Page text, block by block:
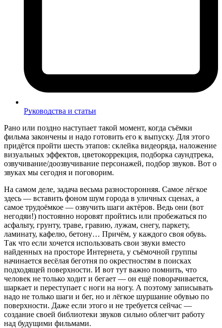
Руководства и статьи
Рано или поздно наступает такой момент, когда съёмки
фильма закончены и надо готовить его к выпуску. Для этого
придётся пройти шесть этапов: склейка видеоряда, наложение
визуальных эффектов, цветокоррекция, подборка саундтрека,
озвучивание/доозвучивание персонажей, подбор звуков. Вот о
звуках мы сегодня и поговорим.
На самом деле, задача весьма разносторонняя. Самое лёгкое
здесь — вставить фоном шум города в уличных сценах, а
самое трудоёмкое — озвучить шаги актёров. Ведь они (вот
негодяи!) постоянно норовят пройтись или пробежаться по
асфальту, грунту, траве, гравию, лужам, снегу, паркету,
ламинату, кафелю, бетону… Причём, у каждого своя обувь.
Так что если хочется использовать свои звуки вместо
найденных на просторе Интернета, у съёмочной группы
начинается весёлая беготня по окрестностям в поисках
подходящей поверхности. И вот тут важно помнить, что
человек не только ходит и бегает — он ещё поворачивается,
шаркает и переступает с ноги на ногу. А поэтому записывать
надо не только шаги и бег, но и лёгкое шуршание обувью по
поверхности. Даже если этого и не требуется сейчас —
создание своей библиотеки звуков сильно облегчит работу
над будущими фильмами.